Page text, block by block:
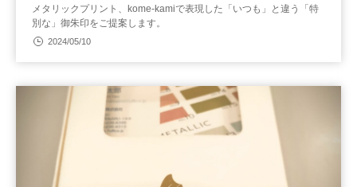
メタリックプリント、kome-kamiで表現した「いつも」と違う「特
別な」御朱印をご提案します。
2024/05/10